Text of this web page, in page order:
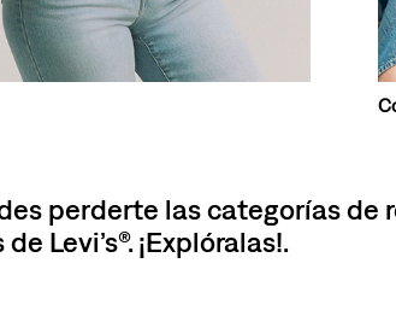
perderte las categorías de
Levi’s®. ¡Explóralas!.